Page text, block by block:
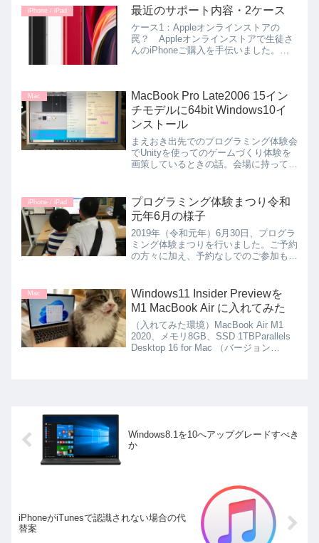
iPhone / iPad 最近のサポート内容・2ケース
ケース1：Appleオンラインストアの
罠？ Appleオンラインストアで生徒さ
んのiPhoneご購入を手伝いました。
階まで進めまし...
Mac
MacBook Pro Late2006 15イン
チモデルに64bit Windows10イ
ンストール
まえおき出先でのプログラミング体験会
でUnityを使ってのゲームづくり体験を
画策しているときの話。会場に持ってい
MacBookPro15インチモデルの2006年も
のも数に入...
iPhone / iPad
プログラミング体験まつり令和
元年6月の様子
2019年（令和元年）6月30日、プログラ
ミング体験まつりを行いました。ご予約
の方々に加え、予約なしでのご参加もあ
半くらいからはそれほど混雑することも
なく、落ち着いて...
Mac
Windows11 Insider Previewを
M1 MacBook Air に入れてみた
（入れてみた環境）MacBook Air M1
2020、メモリ8GB、SSD 1TBParallels
Desktop 16 for Mac （バージョン
Windows8.1を10へアップグレードすべき
か
iPhoneがiTunesで認識されない場合の代
替案